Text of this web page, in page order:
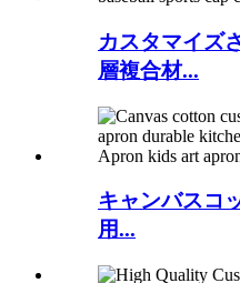
カスタマイズ
層複合材...
キャンバスコ
用...